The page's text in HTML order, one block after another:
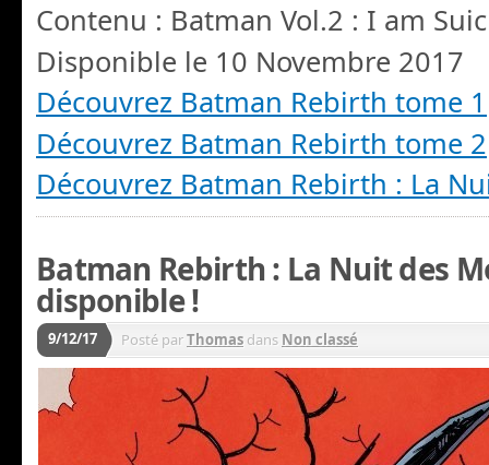
Contenu : Batman Vol.2 : I am
Disponible le 10 Novembre 2017
Découvrez Batman Rebirth tome 1
Découvrez Batman Rebirth tome 2
Découvrez Batman Rebirth : La
Batman Rebirth : La Nuit des
disponible !
9/12/17 Posté parThomas dans Non classé